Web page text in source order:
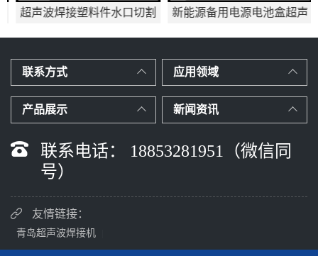
超声波焊接塑料件水口切割
新能源备用电源电池盒超声
联系方式 应用领域
产品展示 新闻资讯
联系电话： 18853281951（微信同
号）
友情链接：
青岛超声波焊接机